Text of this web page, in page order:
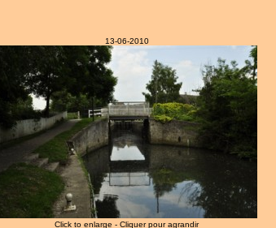
13-06-2010
Click to enlarge - Cliquer pour agrandir